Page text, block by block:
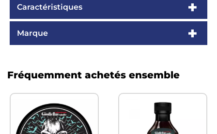
Caractéristiques
Marque
Fréquemment achetés ensemble